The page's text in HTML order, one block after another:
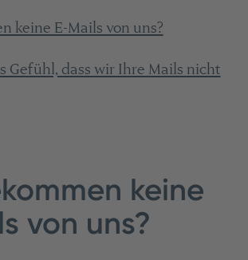
keine E-Mails von uns?
Gefühl, dass wir Ihre Mails nicht
keine
von uns?